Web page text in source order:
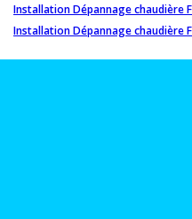
Installation Dépannage chaudière
Installation Dépannage chaudière